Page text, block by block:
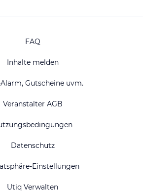
FAQ
Inhalte melden
Gutscheine uvm.
Veranstalter AGB
Datenschutz
Einstellungen
Utiq Verwalten